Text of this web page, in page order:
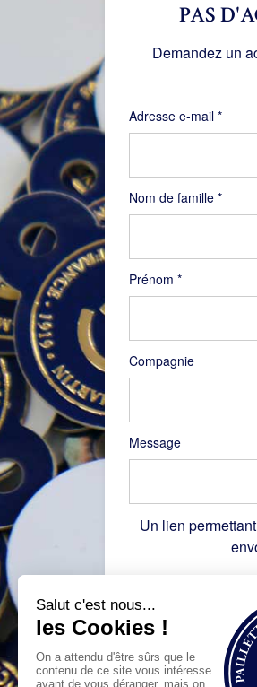
Nom de famille *
Prénom *
Compagnie
Message
PAS
Demandez un
Adresse e-mail *
Un lien